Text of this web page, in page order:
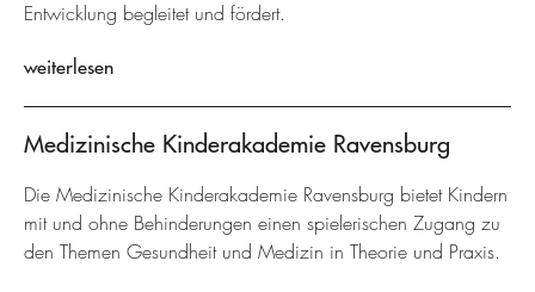
Entwicklung begleitet und fördert.
weiterlesen
Medizinische Kinderakademie Ravensburg
Die Medizinische Kinderakademie Ravensburg bietet Kindern
mit und ohne Behinderungen einen spielerischen Zugang zu
den Themen Gesundheit und Medizin in Theorie und Praxis.